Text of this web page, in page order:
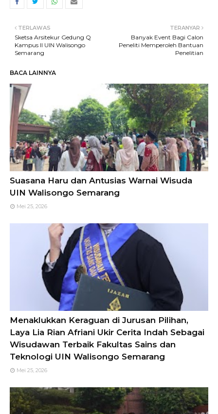
TERANYAR
Banyak Event Bagi Calon
Peneliti Memperoleh Bantuan
Penelitian
TERLAWAS
Sketsa Arsitekur Gedung Q
Kampus II UIN Walisongo
Semarang
BACA LAINNYA
Suasana Haru dan Antusias Warnai Wisuda
UIN Walisongo Semarang
Mei 25, 2026
Menaklukkan Keraguan di Jurusan Pilihan,
Laya Lia Rian Afriani Ukir Cerita Indah Sebagai
Wisudawan Terbaik Fakultas Sains dan
Teknologi UIN Walisongo Semarang
Mei 25, 2026